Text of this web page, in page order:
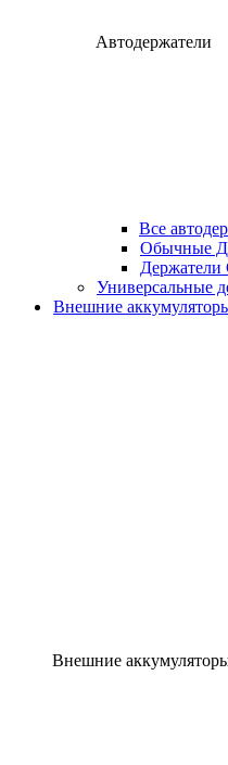
Автодержатели
Все
Обычные
Держатели
Универсальные
Внешние
Внешние